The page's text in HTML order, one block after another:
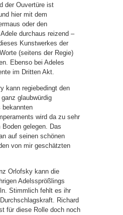
der Ouvertüre ist
hier mit dem
oder den
durchaus reizend –
Kunstwerkes der
(seitens der Regie)
Ebenso bei Adeles
im Dritten Akt.
kann regiebedingt den
glaubwürdig
bekannten
wird da zu sehr
Boden gelegen. Das
auf seinen schönen
von mir geschätzten
Orlofsky kann die
Adelssprößlings
Stimmlich fehlt es ihr
Richard
für diese Rolle doch noch